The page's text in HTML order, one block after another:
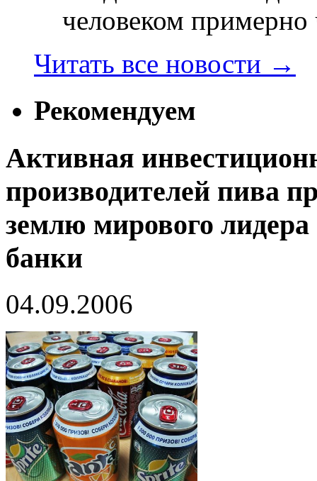
человеком примерно
Читать все новости →
Рекомендуем
Активная
производителей пива
землю мирового
банки
04.09.2006